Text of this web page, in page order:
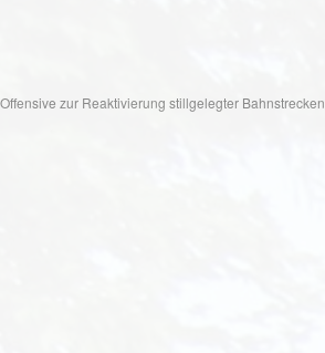
zur Reaktivierung stillgelegter Bahnstrecken